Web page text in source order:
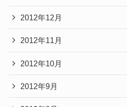
2012年12月
2012年11月
2012年10月
2012年9月